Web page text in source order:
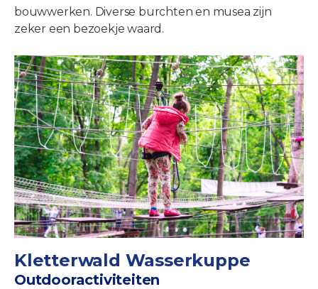
bouwwerken. Diverse burchten en musea zijn
zeker een bezoekje waard.
Kletterwald Wasserkuppe
Outdooractiviteiten